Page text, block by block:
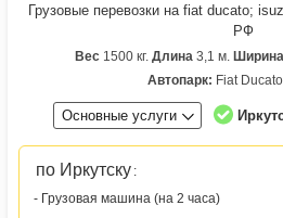
Грузовые перевозки на fiat ducato;
РФ
Вес 1500 кг. Длина 3,1 м. Ширина
Автопарк: Fiat
Основные услуги
по Иркутску :
- Грузовая машина (на 2 часа)